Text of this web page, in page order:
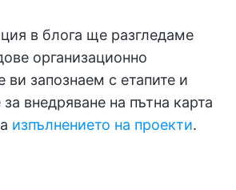
в блога ще разгледаме
организационно
ви запознаем с етапите и
внедряване на пътна карта
изпълнението на проекти.